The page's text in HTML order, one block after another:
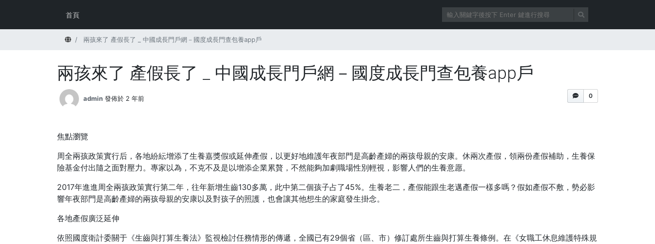
首頁
首頁 兩孩來了 產假長了 _ 中國成長門戶網－國度成長門查包養app戶
兩孩來了 產假長了 _ 中國成長門戶網－國度成長門查包養app戶
0
admin 發佈於 2 年前
焦點瀏覽
周全兩孩政策實行后，各地紛紜增添了生養嘉獎假或延伸產假，以更好地維護年夜部門是高齡產婦的兩孩母親的安康。休兩次產假，領兩份產假補助，生養保
險基金付出隨之面對壓力。專家以為，不克不及是以增添企業累贅，不然能夠加劇職場性別輕視，影響人們的生養意愿。
2017年進進周全兩孩政策實行第二年，往年新增生齒130多萬，此中第二個孩子占了45%。生養老二，產假能跟生老邁產假一樣多嗎？假如產假不敷，勢必影
響年夜部門是高齡產婦的兩孩母親的安康以及對孩子的照護，也會讓其他想生的家庭發生掛念。
各地產假廣泛延伸
依照國度衛計委關于《生齒與打算生養法》監視檢討任務情形的傳遞，全國已有29個省（區、市）修訂處所生齒與打算生養條例。在《女職工休息維護特殊規